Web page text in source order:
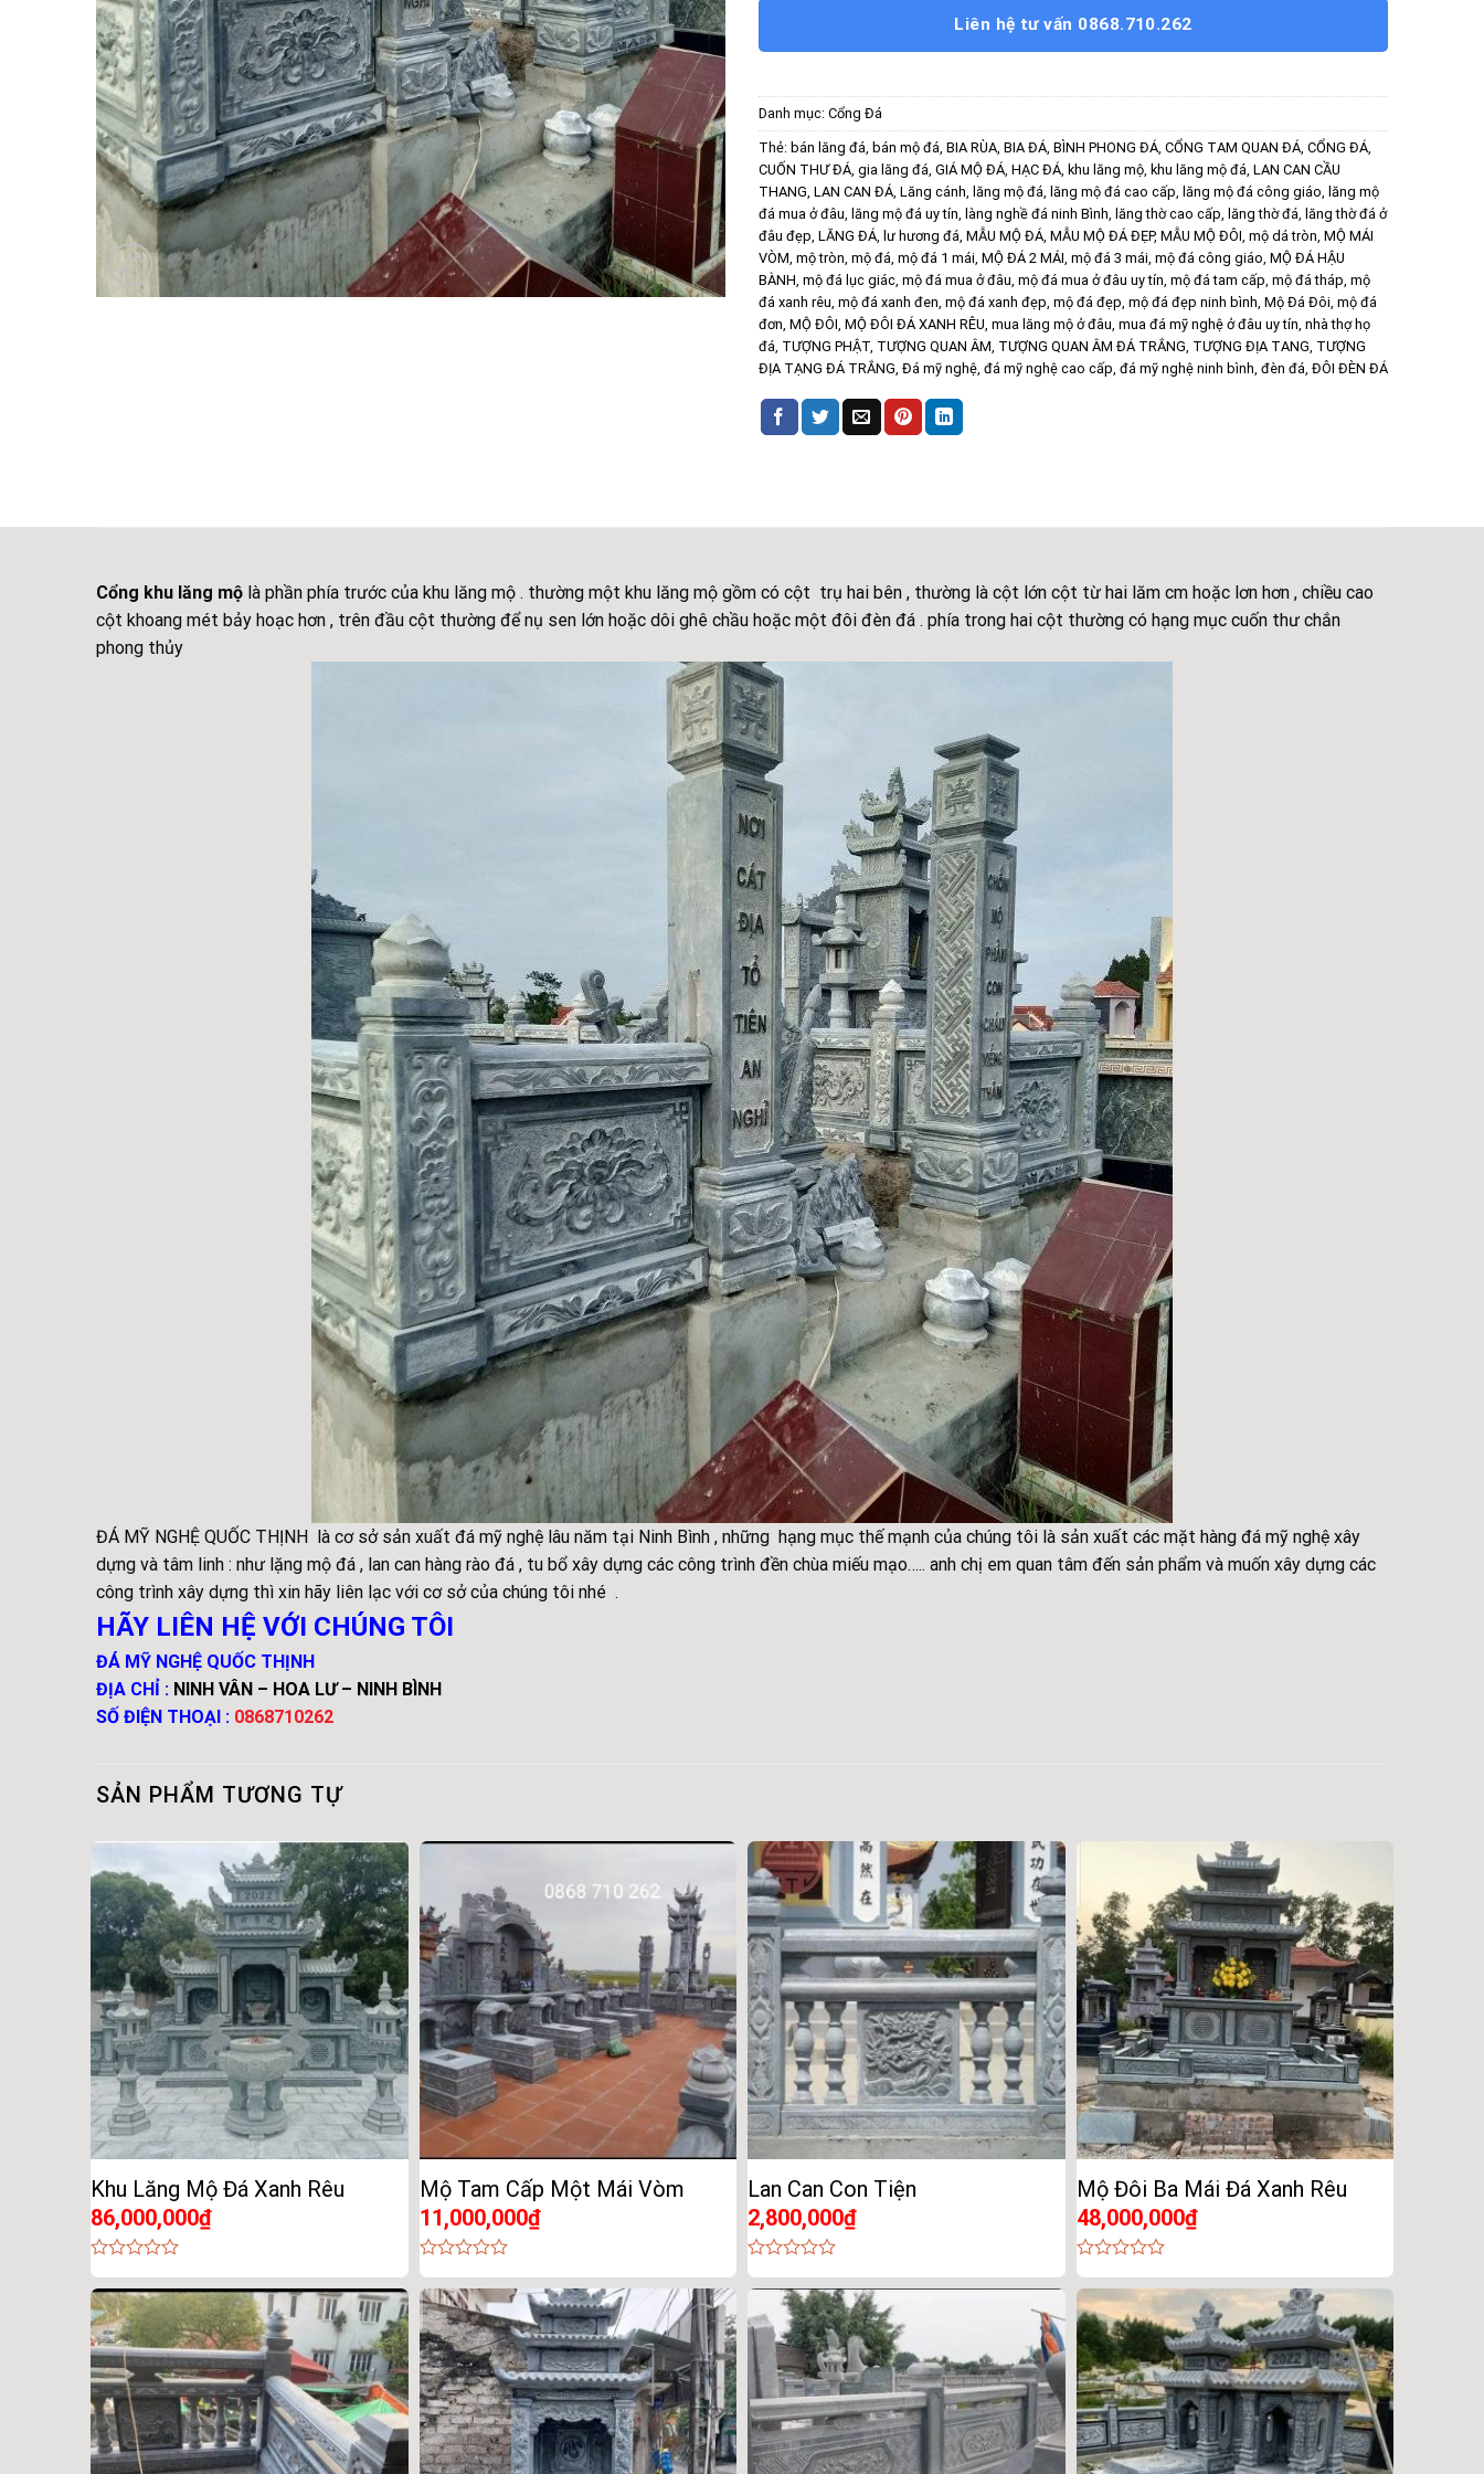
Liên hệ tư vấn 0868.710.262
Danh mục: Cổng Đá
Thẻ: bán lăng đá bán mộ đá BIA RÙA BIA ĐÁ BÌNH PHONG ĐÁ CỔNG TAM QUAN ĐÁ CỔNG ĐÁ
CUỐN THƯ ĐÁ gia lăng đá GIÁ MỘ ĐÁ HẠC ĐÁ khu lăng mộ khu lăng mộ đá LAN CAN CẦU
THANG LAN CAN ĐÁ Lăng cánh lăng mộ đá lăng mộ đá cao cấp lăng mộ đá công giáo lăng mộ
đá mua ở đâu lăng mộ đá uy tín làng nghề đá ninh Bình lăng thờ cao cấp lăng thờ đá lăng thờ đá ở
đâu đẹp LĂNG ĐÁ lư hương đá MẪU MỘ ĐÁ MẪU MỘ ĐÁ ĐẸP, MẪU MỘ ĐÔI mộ dá tròn MỘ MÁI
VÒM mộ tròn mộ đá mộ đá 1 mái MỘ ĐÁ 2 MÁI mộ đá 3 mái mộ đá công giáo MỘ ĐÁ HẬU
BÀNH mộ đá lục giác mộ đá mua ở đâu mộ đá mua ở đâu uy tín mộ đá tam cấp mộ đá tháp mộ
đá xanh rêu mộ đá xanh đen mộ đá xanh đẹp mộ đá đẹp mộ đá đẹp ninh bình Mộ Đá Đôi mộ đá
đơn MỘ ĐÔI MỘ ĐÔI ĐÁ XANH RÊU mua lăng mộ ở đâu mua đá mỹ nghệ ở đâu uy tín nhà thợ họ
đá TƯỢNG PHẬT TƯỢNG QUAN ÂM TƯỢNG QUAN ÂM ĐÁ TRẮNG TƯỢNG ĐỊA TANG TƯỢNG
ĐỊA TẠNG ĐÁ TRẮNG Đá mỹ nghệ đá mỹ nghệ cao cấp đá mỹ nghệ ninh bình đèn đá ĐÔI ĐÈN ĐÁ
Cổng khu lăng mộ là phần phía trước của khu lăng mộ . thường một khu lăng mộ gồm có cột trụ hai bên , thường là cột lớn cột từ hai lăm cm hoặc lơn hơn , chiều cao
cột khoang mét bảy hoạc hơn , trên đầu cột thường để nụ sen lớn hoặc dôi ghê chầu hoặc một đôi đèn đá . phía trong hai cột thường có hạng mục cuốn thư chắn
phong thủy
ĐÁ MỸ NGHỆ QUỐC THỊNH là cơ sở sản xuất đá mỹ nghệ lâu năm tại Ninh Bình , những hạng mục thế mạnh của chúng tôi là sản xuất các mặt hàng đá mỹ nghệ xây
dựng và tâm linh : như lặng mộ đá , lan can hàng rào đá , tu bổ xây dựng các công trình đền chùa miếu mạo….. anh chị em quan tâm đến sản phẩm và muốn xây dựng các
công trình xây dựng thì xin hãy liên lạc với cơ sở của chúng tôi nhé .
HÃY LIÊN HỆ VỚI CHÚNG TÔI
ĐÁ MỸ NGHỆ QUỐC THỊNH
ĐỊA CHỈ : NINH VÂN – HOA LƯ – NINH BÌNH
SỐ ĐIỆN THOẠI : 0868710262
SẢN PHẨM TƯƠNG TỰ
Khu Lăng Mộ Đá Xanh Rêu
86,000,000₫
0
out
of
5
Mộ Tam Cấp Một Mái Vòm
11,000,000₫
0
out
of
5
Lan Can Con Tiện
2,800,000₫
0
out
5
Mộ Đôi Ba Mái Đá Xanh Rêu
48,000,000₫
0
out
of
5